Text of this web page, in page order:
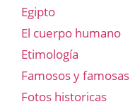
Egipto
El cuerpo humano
Etimología
Famosos y famosas
Fotos historicas